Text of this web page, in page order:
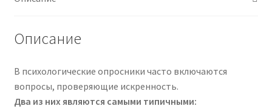
сентября]
Описание
В психологические опросники часто включаются
вопросы, проверяющие искренность.
Два из них являются самыми типичными: